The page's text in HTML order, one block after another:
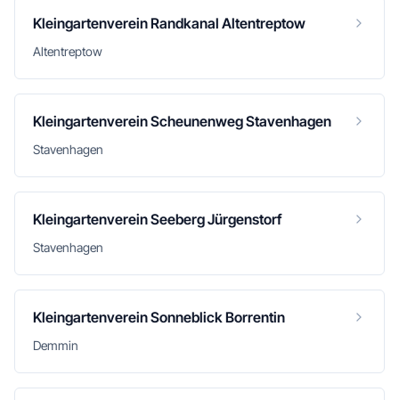
Kleingartenverein Randkanal Altentreptow
Altentreptow
Kleingartenverein Scheunenweg Stavenhagen
Stavenhagen
Kleingartenverein Seeberg Jürgenstorf
Stavenhagen
Kleingartenverein Sonneblick Borrentin
Demmin